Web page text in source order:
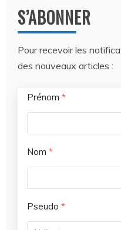
S’ABONNER
Pour recevoir les
des nouveaux articles :
Prénom *
Nom *
Pseudo *